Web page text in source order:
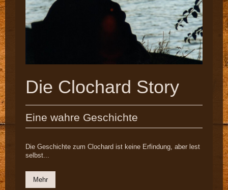
Die Clochard Story
Eine wahre Geschichte
Die Geschichte zum Clochard ist keine Erfindung, aber lest
selbst...
Mehr